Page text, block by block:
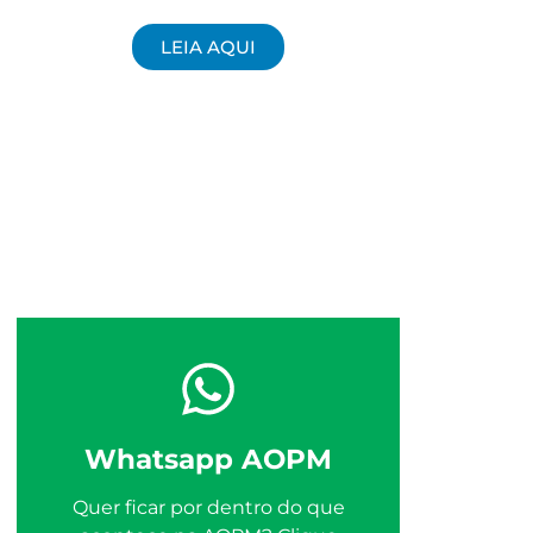
LEIA AQUI
Whatsapp AOPM
Quer ficar por dentro do que